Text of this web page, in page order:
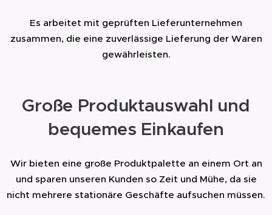
Es arbeitet mit geprüften Lieferunternehmen
zusammen, die eine zuverlässige Lieferung der Waren
gewährleisten.
Große Produktauswahl und
bequemes Einkaufen
Wir bieten eine große Produktpalette an einem Ort an
und sparen unseren Kunden so Zeit und Mühe, da sie
nicht mehrere stationäre Geschäfte aufsuchen müssen.